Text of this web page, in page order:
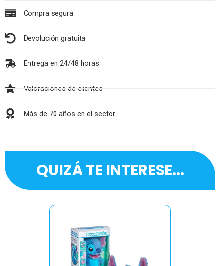
Compra segura
Devolución gratuita
Entrega en 24/48 horas
Valoraciones de clientes
Más de 70 años en el sector
QUIZÁ TE INTERESE...